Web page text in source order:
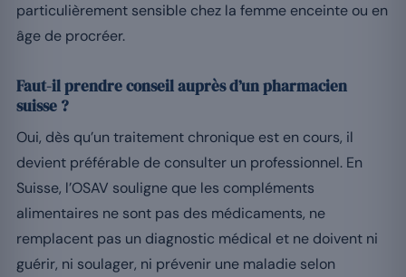
particulièrement sensible chez la femme enceinte ou en
âge de procréer.
Faut-il prendre conseil auprès d’un pharmacien
suisse ?
Oui, dès qu’un traitement chronique est en cours, il
devient préférable de consulter un professionnel. En
Suisse, l’OSAV souligne que les compléments
alimentaires ne sont pas des médicaments, ne
remplacent pas un diagnostic médical et ne doivent ni
guérir, ni soulager, ni prévenir une maladie selon